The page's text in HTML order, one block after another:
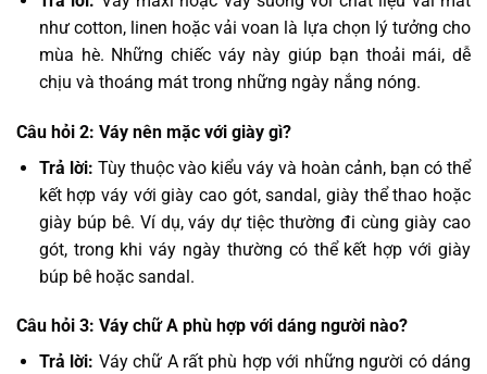
như cotton, linen hoặc vải voan là lựa chọn lý tưởng cho
mùa hè. Những chiếc váy này giúp bạn thoải mái, dễ
chịu và thoáng mát trong những ngày nắng nóng.
Câu hỏi 2: Váy nên mặc với giày gì?
Trả lời: Tùy thuộc vào kiểu váy và hoàn cảnh, bạn có thể
kết hợp váy với giày cao gót, sandal, giày thể thao hoặc
giày búp bê. Ví dụ, váy dự tiệc thường đi cùng giày cao
gót, trong khi váy ngày thường có thể kết hợp với giày
búp bê hoặc sandal.
Câu hỏi 3: Váy chữ A phù hợp với dáng người nào?
Trả lời: Váy chữ A rất phù hợp với những người có dáng